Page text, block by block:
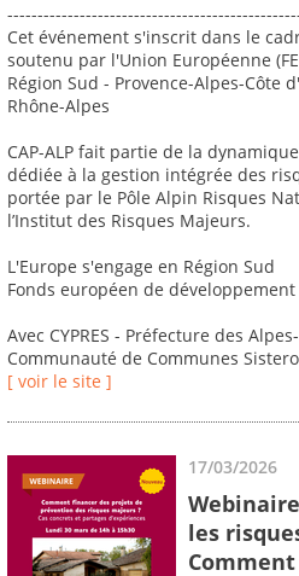
Cet événement s'inscrit dans le
soutenu par l'Union Européenne
Région Sud - Provence-Alpes-Côte
Rhône-Alpes
CAP-ALP fait partie de la
dédiée à la gestion intégrée des
portée par le Pôle Alpin Risques
l’Institut des Risques Majeurs.
L'Europe s'engage en Région Sud
Fonds européen de développement
Avec CYPRES - Préfecture des
Communauté de Communes
[ voir le site ]
17/03/2026
les